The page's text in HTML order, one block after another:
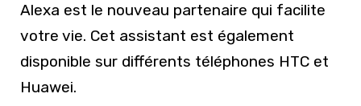
Alexa est le nouveau partenaire qui facilite
votre vie. Cet assistant est également
disponible sur différents téléphones HTC et
Huawei.